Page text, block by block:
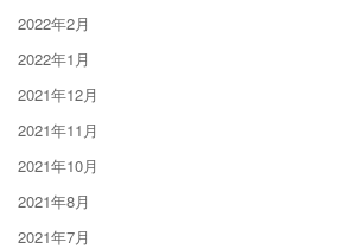
2022年2月
2022年1月
2021年12月
2021年11月
2021年10月
2021年8月
2021年7月